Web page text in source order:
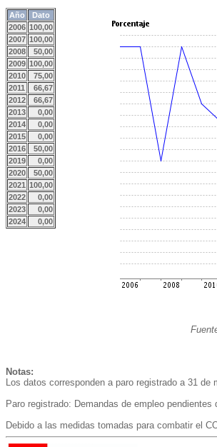
Año
Dato
2006 100,00
2007 100,00
2008
50,00
2009 100,00
2010
75,00
2011
66,67
2012
66,67
2013
0,00
2014
0,00
2015
0,00
2016
50,00
2019
0,00
2020
50,00
2021 100,00
2022
0,00
2023
0,00
2024
0,00
Notas:
Los datos corresponden a paro registrado a 31 de
Paro registrado: Demandas de empleo
Debido a las medidas tomadas para combatir el